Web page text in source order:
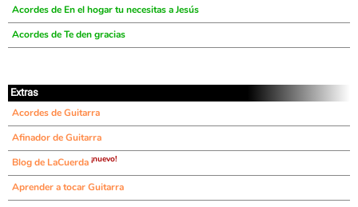
Acordes de En el hogar tu necesitas a Jesús
Acordes de Te den gracias
Extras
Acordes de Guitarra
Afinador de Guitarra
Blog de LaCuerda ¡nuevo!
Aprender a tocar Guitarra